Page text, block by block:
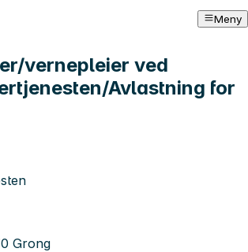
Meny
vernepleier ved
Avlastning for
Grong